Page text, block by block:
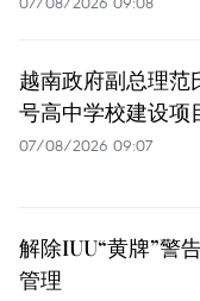
越南政府副总理范
号高中学校建设项
07/08/2026 09:07
解除IUU“黄牌”警
管理